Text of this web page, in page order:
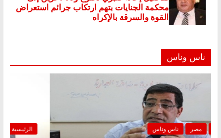
ناس وناس
الرئيسية مصر ناس وناس